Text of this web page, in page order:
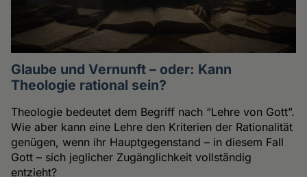
Glaube und Vernunft – oder: Kann
Theologie rational sein?
Theologie bedeutet dem Begriff nach “Lehre von Gott”.
Wie aber kann eine Lehre den Kriterien der Rationalität
genügen, wenn ihr Hauptgegenstand – in diesem Fall
Gott – sich jeglicher Zugänglichkeit vollständig
entzieht?